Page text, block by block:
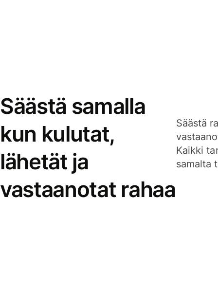
Säästä samalla
kun kulutat,
lähetät ja
vastaanotat rahaa
Säästä
Kaikki
samalta